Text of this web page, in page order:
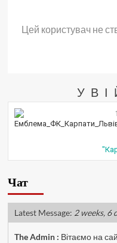
Цей користувач не
Чат
Latest Message: 2 weeks, 6
The Admin: Вітаємо на